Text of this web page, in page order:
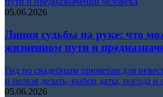
05.06.2026
Линия судьбы на руке: что
жизненном пути и
Гид по свадебным приметам для
и нельзя делать, выбор даты, погода и
05.06.2026